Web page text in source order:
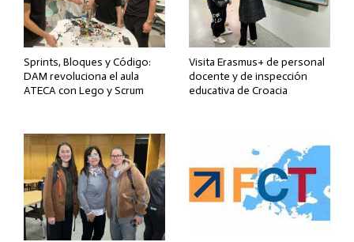
Sprints, Bloques y Código:
DAM revoluciona el aula
ATECA con Lego y Scrum
Visita Erasmus+ de personal
docente y de inspección
educativa de Croacia